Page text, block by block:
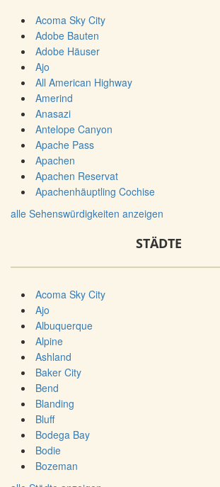
Acoma Sky City
Adobe Bauten
Adobe Häuser
Ajo
All American Highway
Amerind
Anasazi
Antelope Canyon
Apache Pass
Apachen
Apachen Reservat
Apachenhäuptling Cochise
alle Sehenswürdigkeiten anzeigen
STÄDTE
Acoma Sky City
Ajo
Albuquerque
Alpine
Ashland
Baker City
Bend
Blanding
Bluff
Bodega Bay
Bodie
Bozeman